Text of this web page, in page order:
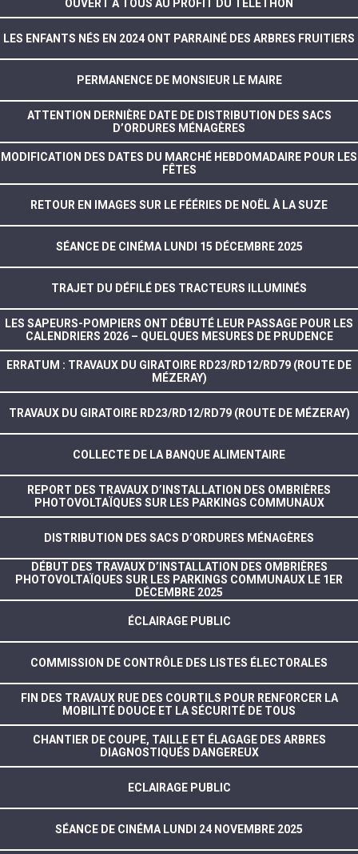
OUVERT À TOUS AU PROFIT DU TÉLÉTHON
LES ENFANTS NÉS EN 2024 ONT PARRAINÉ DES ARBRES FRUITIERS
PERMANENCE DE MONSIEUR LE MAIRE
ATTENTION DERNIÈRE DATE DE DISTRIBUTION DES SACS
D’ORDURES MÉNAGÈRES
MODIFICATION DES DATES DU MARCHÉ HEBDOMADAIRE POUR LES
FÊTES
RETOUR EN IMAGES SUR LE FÉÉRIES DE NOËL À LA SUZE
SÉANCE DE CINÉMA LUNDI 15 DÉCEMBRE 2025
TRAJET DU DÉFILÉ DES TRACTEURS ILLUMINÉS
LES SAPEURS-POMPIERS ONT DÉBUTÉ LEUR PASSAGE POUR LES
CALENDRIERS 2026 – QUELQUES MESURES DE PRUDENCE
ERRATUM : TRAVAUX DU GIRATOIRE RD23/RD12/RD79 (ROUTE DE
MÉZERAY)
TRAVAUX DU GIRATOIRE RD23/RD12/RD79 (ROUTE DE MÉZERAY)
COLLECTE DE LA BANQUE ALIMENTAIRE
REPORT DES TRAVAUX D’INSTALLATION DES OMBRIÈRES
PHOTOVOLTAÏQUES SUR LES PARKINGS COMMUNAUX
DISTRIBUTION DES SACS D’ORDURES MÉNAGÈRES
DÉBUT DES TRAVAUX D’INSTALLATION DES OMBRIÈRES
PHOTOVOLTAÏQUES SUR LES PARKINGS COMMUNAUX LE 1ER
DÉCEMBRE 2025
ÉCLAIRAGE PUBLIC
COMMISSION DE CONTRÔLE DES LISTES ÉLECTORALES
FIN DES TRAVAUX RUE DES COURTILS POUR RENFORCER LA
MOBILITÉ DOUCE ET LA SÉCURITÉ DE TOUS
CHANTIER DE COUPE, TAILLE ET ÉLAGAGE DES ARBRES
DIAGNOSTIQUÉS DANGEREUX
ECLAIRAGE PUBLIC
SÉANCE DE CINÉMA LUNDI 24 NOVEMBRE 2025